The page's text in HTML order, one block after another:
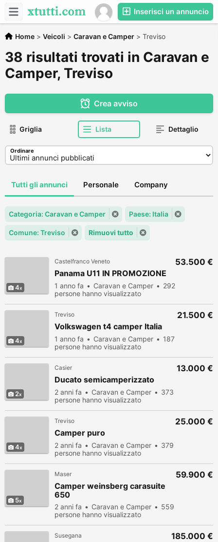
Inserisci un annuncio
Home > Veicoli > Caravan e Camper > Treviso
38 risultati trovati in Caravan e
Camper, Treviso
Crea avviso
Griglia Lista Dettaglio
Ordinare
Tutti gli annunci Personale Company
Categoria: Caravan e Camper Paese: Italia
Comune: Treviso Rimuovi tutto
4
Castelfranco Veneto
Panama U11 IN PROMOZIONE
1 anno fa Caravan e Camper
292
persone hanno visualizzato
53.500 €
4
Treviso
Volkswagen t4 camper Italia
1 anno fa Caravan e Camper
187
persone hanno visualizzato
21.500 €
2
Casier
Ducato semicamperizzato
2 anni fa Caravan e Camper
373
persone hanno visualizzato
13.000 €
4
Treviso
Camper puro
2 anni fa Caravan e Camper
379
persone hanno visualizzato
25.000 €
5
Maser
Camper weinsberg carasuite
650
2 anni fa Caravan e Camper
559
persone hanno visualizzato
59.900 €
Susegana 185.000 €